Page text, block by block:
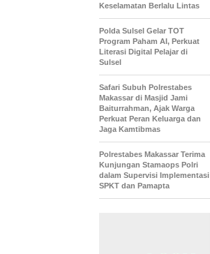
Keselamatan Berlalu Lintas
Polda Sulsel Gelar TOT
Program Paham AI, Perkuat
Literasi Digital Pelajar di
Sulsel
Safari Subuh Polrestabes
Makassar di Masjid Jami
Baiturrahman, Ajak Warga
Perkuat Peran Keluarga dan
Jaga Kamtibmas
Polrestabes Makassar Terima
Kunjungan Stamaops Polri
dalam Supervisi Implementasi
SPKT dan Pamapta